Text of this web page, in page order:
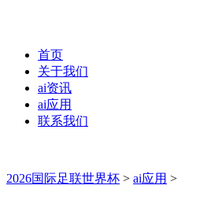
首页
关于我们
ai资讯
ai应用
联系我们
2026国际足联世界杯 > ai应用 >